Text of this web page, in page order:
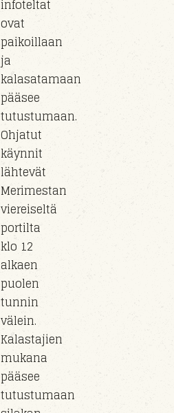
infoteltat
ovat
paikoillaan
ja
kalasatamaan
pääsee
tutustumaan.
Ohjatut
käynnit
lähtevät
Merimestan
viereiseltä
portilta
klo 12
alkaen
puolen
tunnin
välein.
Kalastajien
mukana
pääsee
tutustumaan